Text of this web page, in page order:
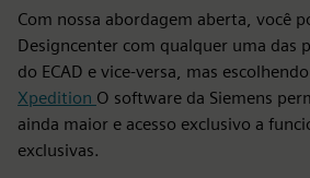
Com nossa abordagem aberta, você
Designcenter com qualquer uma das
do ECAD e vice-versa, mas
Xpedition O software da Siemens
ainda maior e acesso exclusivo a
exclusivas.